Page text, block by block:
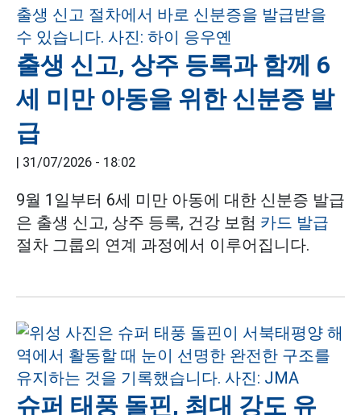
출생 신고, 상주 등록과 함께 6
세 미만 아동을 위한 신분증 발
급
| 31/07/2026 - 18:02
9월 1일부터 6세 미만 아동에 대한 신분증 발급
은 출생 신고, 상주 등록, 건강 보험 카드 발급
절차 그룹의 연계 과정에서 이루어집니다.
슈퍼 태풍 돌핀, 최대 강도 유